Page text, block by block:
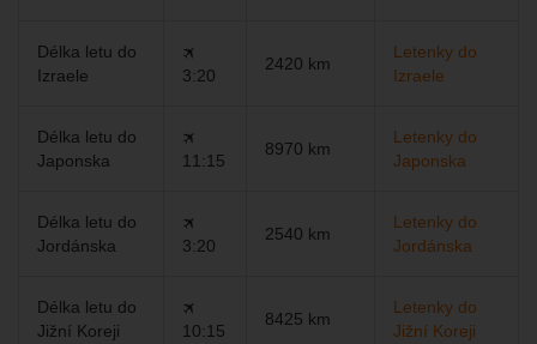
Délka letu do
Izraele
🛪
3:20
2420 km
Letenky do
Izraele
Délka letu do
Japonska
🛪
11:15
8970 km
Letenky do
Japonska
Délka letu do
Jordánska
🛪
3:20
2540 km
Letenky do
Jordánska
Délka letu do
Jižní Koreji
🛪
10:15
8425 km
Letenky do
Jižní Koreji